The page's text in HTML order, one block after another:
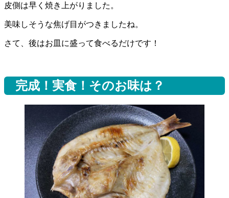
皮側は早く焼き上がりました。
美味しそうな焦げ目がつきましたね。
さて、後はお皿に盛って食べるだけです！
完成！実食！そのお味は？